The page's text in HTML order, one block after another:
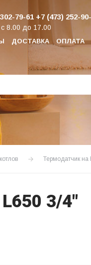
ДОСТАВКА ОПЛАТА
79-61 +7 (473) 252-
8.00 до 17.00
Термодатчик
3/4"